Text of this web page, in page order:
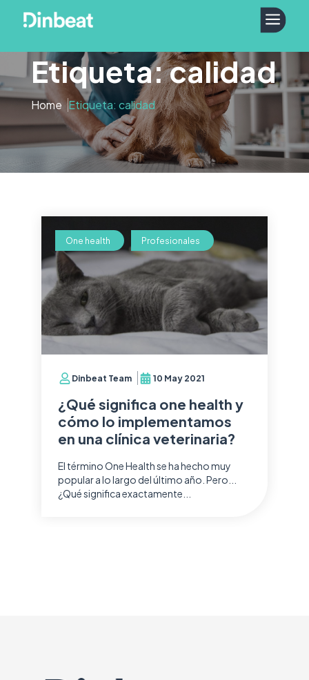
a
Etiqueta: calidad
Home Etiqueta: calidad
Dinbeat Team 10 May 2021
¿Qué significa one health y
cómo lo implementamos
en una clínica veterinaria?
El término One Health se ha hecho muy
popular a lo largo del último año. Pero...
¿Qué significa exactamente...
One health Profesionales